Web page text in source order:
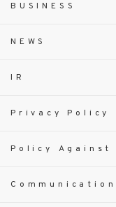
BUSINESS
NEWS
IR
Privacy Policy
Policy Against